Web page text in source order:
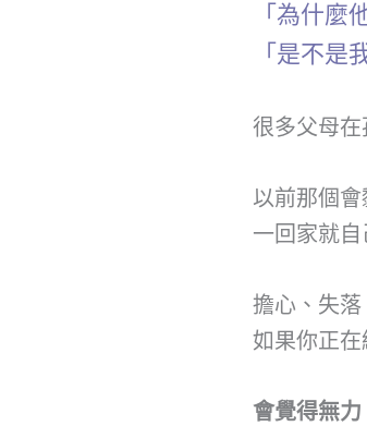
「為什麼
「是不是
很多父母
以前那個
一回家就
擔心、失落
如果你正在
會覺得無